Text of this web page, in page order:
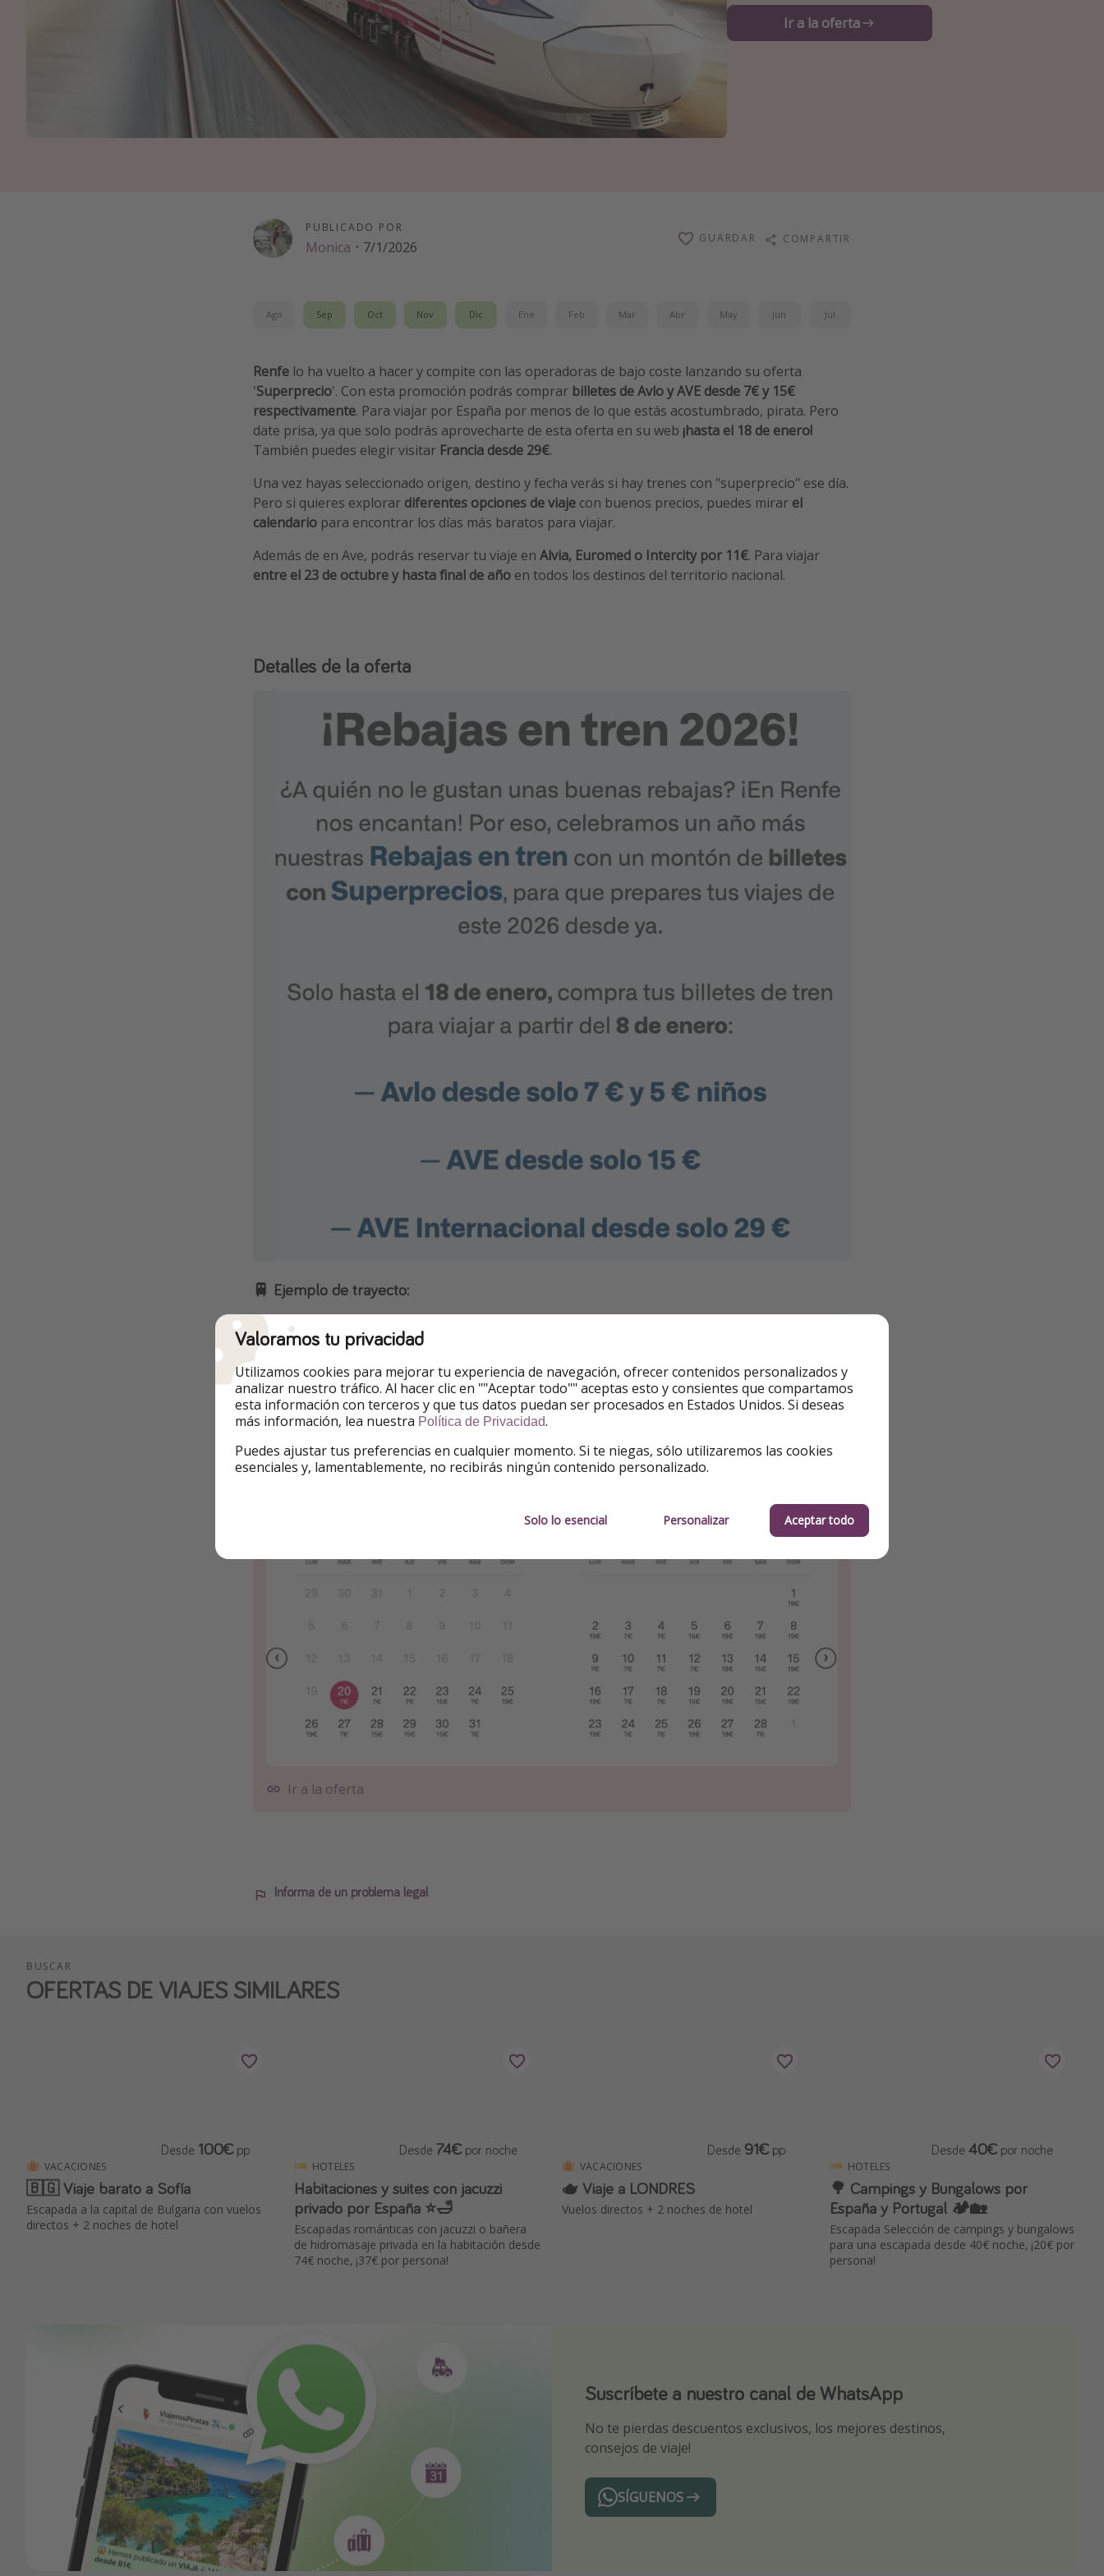
Ir a la oferta
PUBLICADO POR
Monica · 7/1/2026
GUARDAR COMPARTIR
Ago Sep Oct Nov Dic Ene Feb Mar Abr May Jun Jul
Renfe lo ha vuelto a hacer y compite con las operadoras de bajo coste lanzando su oferta
'Superprecio'. Con esta promoción podrás comprar billetes de Avlo y AVE desde 7€ y 15€
respectivamente. Para viajar por España por menos de lo que estás acostumbrado, pirata. Pero
date prisa, ya que solo podrás aprovecharte de esta oferta en su web ¡hasta el 18 de enero!
También puedes elegir visitar Francia desde 29€.
Una vez hayas seleccionado origen, destino y fecha verás si hay trenes con "superprecio" ese día.
Pero si quieres explorar diferentes opciones de viaje con buenos precios, puedes mirar el
calendario para encontrar los días más baratos para viajar.
Además de en Ave, podrás reservar tu viaje en Alvia, Euromed o Intercity por 11€. Para viajar
entre el 23 de octubre y hasta final de año en todos los destinos del territorio nacional.
Detalles de la oferta
🚆 Ejemplo de trayecto:
Ir a la oferta
Informa de un problema legal
BUSCAR
OFERTAS DE VIAJES SIMILARES
VACACIONES
🇧🇬 Viaje barato a Sofía
Escapada a la capital de Bulgaria con vuelos
directos + 2 noches de hotel
Desde 100€ pp
HOTELES
Habitaciones y suites con jacuzzi
privado por España ⭐️🛁
Escapadas románticas con jacuzzi o bañera
de hidromasaje privada en la habitación desde
74€ noche, ¡37€ por persona!
Desde 74€ por noche
VACACIONES
🫖 Viaje a LONDRES
Vuelos directos + 2 noches de hotel
Desde 91€ pp
HOTELES
🌳 Campings y Bungalows por
España y Portugal 🏕️🏡
Escapada Selección de campings y bungalows
para una escapada desde 40€ noche, ¡20€ por
persona!
Desde 40€ por noche
Suscríbete a nuestro canal de WhatsApp
No te pierdas descuentos exclusivos, los mejores destinos,
consejos de viaje!
SÍGUENOS
Descarga nuestra app
Sé el primero en reservar nuestros chollazos
¡Suscríbete a nuestro canal de Telegram!
¡Recibe las mejores ofertas seleccionadas para ti por nuestros
expertos en viajes
Telegram
Valoramos tu privacidad
Utilizamos cookies para mejorar tu experiencia de navegación, ofrecer contenidos personalizados y
analizar nuestro tráfico. Al hacer clic en ""Aceptar todo"" aceptas esto y consientes que compartamos
esta información con terceros y que tus datos puedan ser procesados en Estados Unidos. Si deseas
más información, lea nuestra Política de Privacidad.
Puedes ajustar tus preferencias en cualquier momento. Si te niegas, sólo utilizaremos las cookies
esenciales y, lamentablemente, no recibirás ningún contenido personalizado.
Solo lo esencial Personalizar Aceptar todo